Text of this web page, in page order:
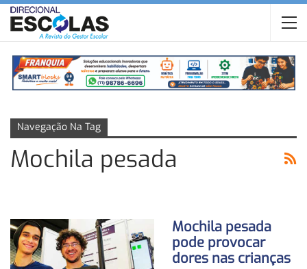
Navegação Na Tag
Mochila pesada
Mochila pesada
pode provocar
dores nas crianças